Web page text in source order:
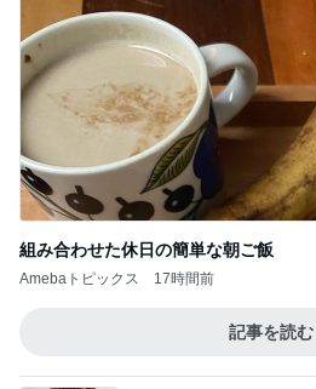
組み合わせた休日の簡単な朝ご飯
Amebaトピックス 17時間前
記事を読む